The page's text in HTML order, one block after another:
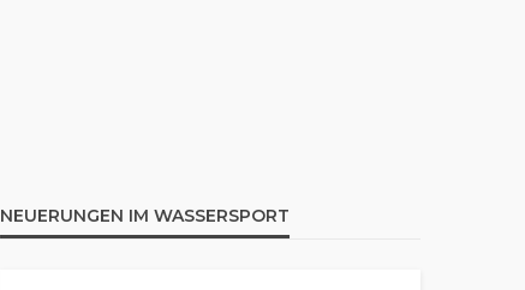
NEUERUNGEN IM WASSERSPORT